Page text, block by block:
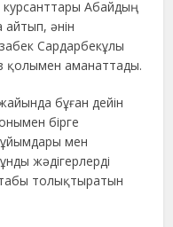
Абайдың
айтып, әнін
Сардарбекұлы
қолымен аманаттады.
бұған дейін
бірге
мен
жәдігерлерді
толықтыратын